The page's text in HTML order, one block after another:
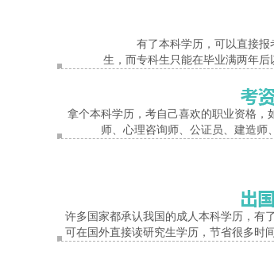
为了提高考生的考试通过率，快速拿到本科文凭
一样，到高校内上课，上课时间为每周一至周五
也不一样，需要报读助学班的考生可以向我们的在
有了本科学历，可以直接报
生，而专科生只能在毕业满两年后
拿个本科学历，考自己喜欢的职业资格，
师、心理咨询师、公证员、建造师
许多国家都承认我国的成人本科学历，有
可在国外直接读研究生学历，节省很多时